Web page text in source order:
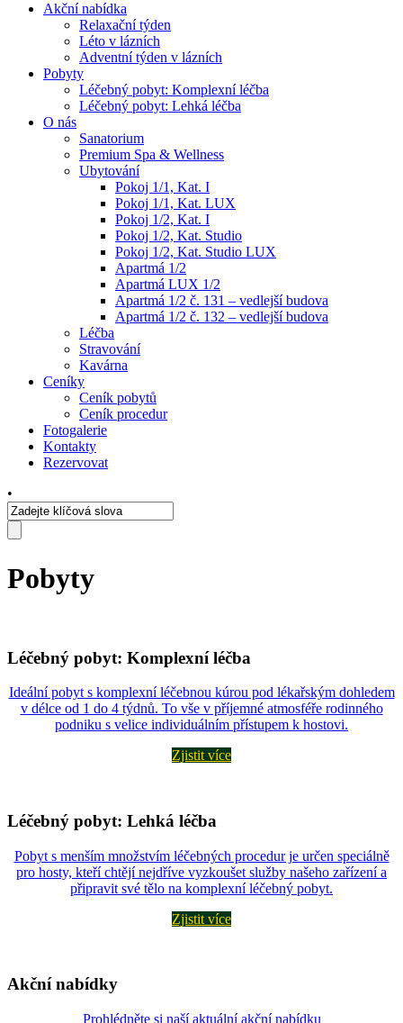
Akční nabídka
Relaxační týden
Léto v lázních
Adventní týden v lázních
Pobyty
Léčebný pobyt: Komplexní léčba
Léčebný pobyt: Lehká léčba
O nás
Sanatorium
Premium Spa & Wellness
Ubytování
Pokoj 1/1, Kat. I
Pokoj 1/1, Kat. LUX
Pokoj 1/2, Kat. I
Pokoj 1/2, Kat. Studio
Pokoj 1/2, Kat. Studio LUX
Apartmá 1/2
Apartmá LUX 1/2
Apartmá 1/2 č. 131 – vedlejší budova
Apartmá 1/2 č. 132 – vedlejší budova
Léčba
Stravování
Kavárna
Ceníky
Ceník pobytů
Ceník procedur
Fotogalerie
Kontakty
Rezervovat
•
Pobyty
Léčebný pobyt: Komplexní léčba
Ideální pobyt s komplexní léčebnou kúrou pod lékařským dohledem
v délce od 1 do 4 týdnů. To vše v příjemné atmosféře rodinného
podniku s velice individuálním přístupem k hostovi.
Zjistit více
Léčebný pobyt: Lehká léčba
Pobyt s menším množstvím léčebných procedur je určen speciálně
pro hosty, kteří chtějí nejdříve vyzkoušet služby našeho zařízení a
připravit své tělo na komplexní léčebný pobyt.
Zjistit více
Akční nabídky
Prohlédněte si naší aktuální akční nabídku